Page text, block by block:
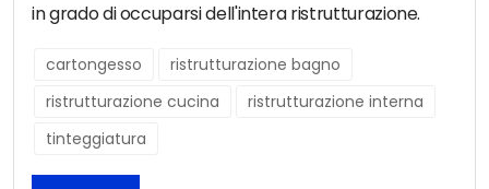
in grado di occuparsi dell'intera ristrutturazione.
cartongesso
ristrutturazione bagno
ristrutturazione cucina
ristrutturazione interna
tinteggiatura